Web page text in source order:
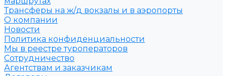
Трансферы на ж/д вокзалы и в аэропорты
О компании
Новости
Политика конфиденциальности
Мы в реестре туроператоров
Сотрудничество
Агентствам и заказчикам